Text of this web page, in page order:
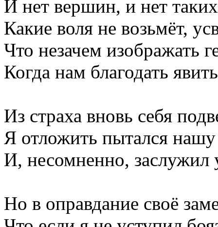
И нет вершин, и нет
Какие воля не возьмёт,
Что незачем изображать
Когда нам благодать
Из страха вновь себя
Я отложить пытался
И, несомненно, заслужил
Но в оправдание своё